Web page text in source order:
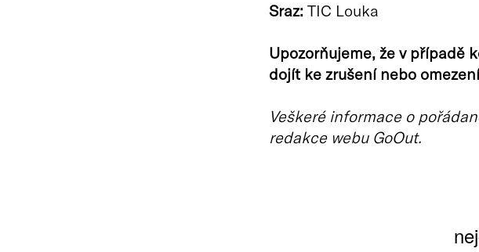
Sraz:TIC Louka
Upozorňujeme, že v případě
dojít ke zrušení nebo
Veškeré informace o
redakce webu GoOut.